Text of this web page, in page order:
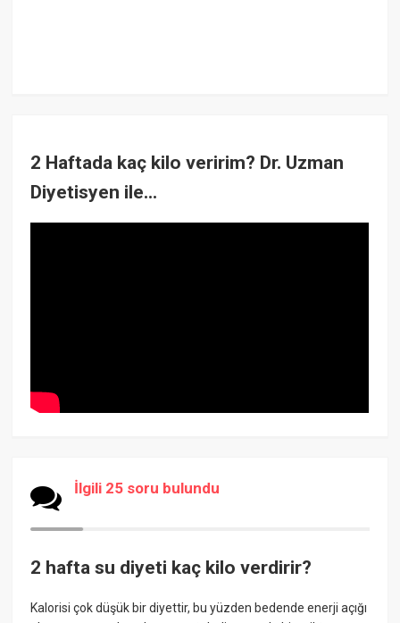
2 Haftada kaç kilo veririm? Dr. Uzman
Diyetisyen ile...
İlgili 25 soru bulundu
2 hafta su diyeti kaç kilo verdirir?
Kalorisi çok düşük bir diyettir, bu yüzden bedende enerji açığı